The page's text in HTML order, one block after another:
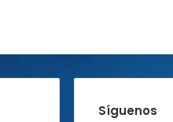
Síguenos